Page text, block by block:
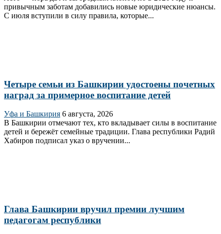
привычным заботам добавились новые юридические нюансы.
С июля вступили в силу правила, которые...
Четыре семьи из Башкирии удостоены почетных
наград за примерное воспитание детей
Уфа и Башкирия 6 августа, 2026
В Башкирии отмечают тех, кто вкладывает силы в воспитание
детей и бережёт семейные традиции. Глава республики Радий
Хабиров подписал указ о вручении...
Глава Башкирии вручил премии лучшим
педагогам республики